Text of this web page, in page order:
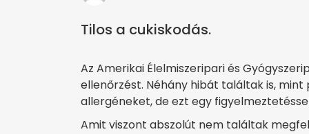
Tilos a cukiskodás.
Az Amerikai Élelmiszeripari és
ellenőrzést. Néhány hibát találtak is,
allergéneket, de ezt egy
Amit viszont abszolút nem találtak